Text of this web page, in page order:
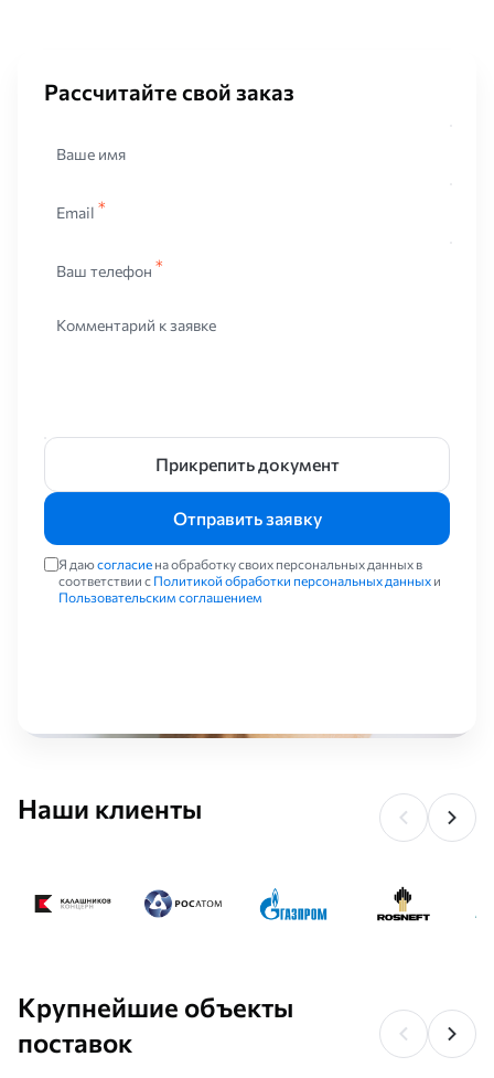
Рассчитайте свой заказ
Ваше имя
Email
Ваш телефон
Комментарий к заявке
Прикрепить документ
Отправить заявку
Я даюсогласие на обработку своих персональных данных в
соответствии с Политикой обработки персональных данных и
Пользовательским соглашением
Наши клиенты
Крупнейшие объекты
поставок